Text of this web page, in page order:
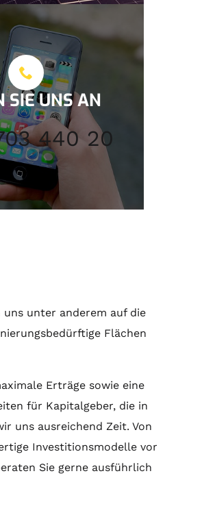
SIE UNS AN
440 20
unter anderem auf die
Flächen
Erträge sowie eine
für Kapitalgeber, die in
uns ausreichend Zeit. Von
Investitionsmodelle vor
Sie gerne ausführlich